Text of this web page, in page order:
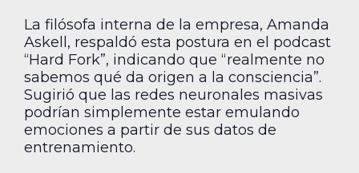
La filósofa interna de la empresa, Amanda
Askell, respaldó esta postura en el podcast
“Hard Fork”, indicando que “realmente no
sabemos qué da origen a la consciencia”.
Sugirió que las redes neuronales masivas
podrían simplemente estar emulando
emociones a partir de sus datos de
entrenamiento.